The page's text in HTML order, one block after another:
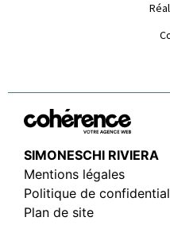
SIMONESCHI RIVIERA
Mentions légales
Politique de
Plan de site